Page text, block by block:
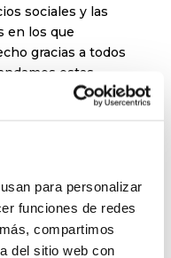
para personalizar
funciones de redes
compartimos
del sitio web con
sociales y las
en los que
gracias a todos
estas
de los
la brecha digital y
clara emergencia
nuestra
que más nos
comienzo de